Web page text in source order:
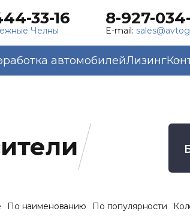
33-16
Челны
8-927-
E-mail:
автомобилейЛизинг
По наименованию По популярности